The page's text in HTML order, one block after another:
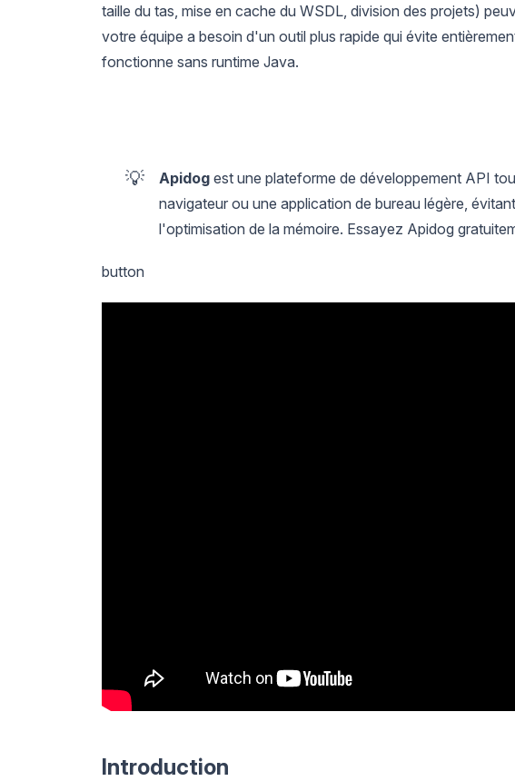
taille du tas, mise en cache du WSDL, division des projets)
votre équipe a besoin d'un outil plus rapide qui évite
fonctionne sans runtime Java.
💡 Apidog est une plateforme de développement API
navigateur ou une application de bureau légère,
l'optimisation de la mémoire. Essayez Apidog
button
Introduction